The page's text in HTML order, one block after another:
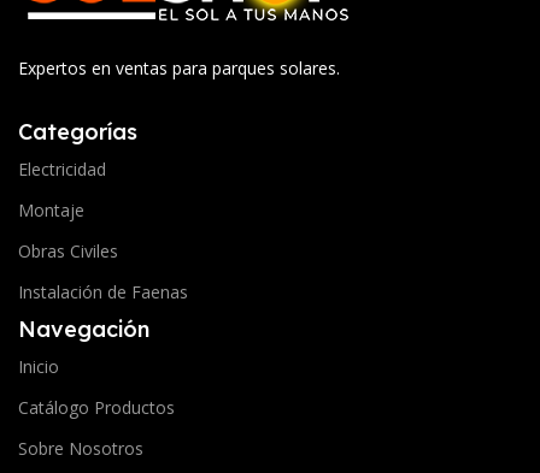
Expertos en ventas para parques solares.
Categorías
Electricidad
Montaje
Obras Civiles
Instalación de Faenas
Navegación
Inicio
Catálogo Productos
Sobre Nosotros